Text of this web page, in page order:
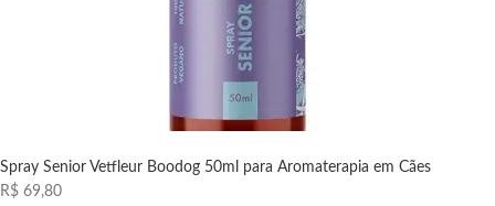
Spray Senior Vetfleur Boodog 50ml para Aromaterapia em Cães
R$ 69,80